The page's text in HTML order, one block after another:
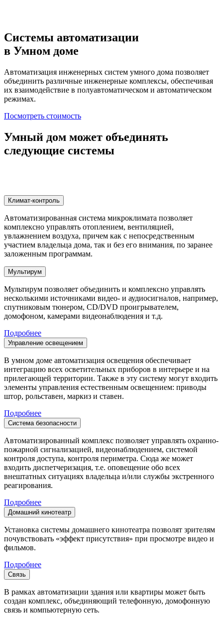
Системы автоматизации
в Умном доме
Автоматизация инженерных систем умного дома позволяет
объединить различные инженерные комплексы, обеспечивая
их взаимодействие в полуавтоматическом и автоматическом
режимах.
Посмотреть стоимость
Умный дом может объединять
следующие системы
Климат-контроль
Автоматизированная система микроклимата позволяет
комплексно управлять отоплением, вентиляцией,
увлажнением воздуха, причем как с непосредственным
участием владельца дома, так и без его внимания, по заранее
заложенным программам.
Мультирум
Мультирум позволяет объединить и комплексно управлять
несколькими источниками видео- и аудиосигналов, например,
спутниковым тюнером, CD/DVD проигрывателем,
домофоном, камерами видеонаблюдения и т.д.
Подробнее
Управление освещением
В умном доме автоматизация освещения обеспечивает
интеграцию всех осветительных приборов в интерьере и на
прилегающей территории. Также в эту систему могут входить
элементы управления естественным освещением: приводы
штор, рольставен, маркиз и ставен.
Подробнее
Система безопасности
Автоматизированный комплекс позволяет управлять охранно-
пожарной сигнализацией, видеонаблюдением, системой
контроля доступа, контроля периметра. Сюда же может
входить диспетчеризация, т.е. оповещение обо всех
внештатных ситуациях владельца и/или службы экстренного
реагирования.
Подробнее
Домашний кинотеатр
Установка системы домашнего кинотеатра позволят зрителям
почувствовать «эффект присутствия» при просмотре видео и
фильмов.
Подробнее
Связь
В рамках автоматизации здания или квартиры может быть
создан комплекс, объединяющий телефонную, домофонную
связь и компьютерную сеть.